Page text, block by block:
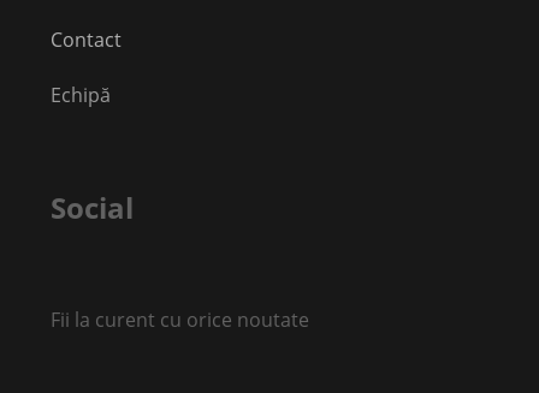
Contact
Echipă
Social
Fii la curent cu orice noutate